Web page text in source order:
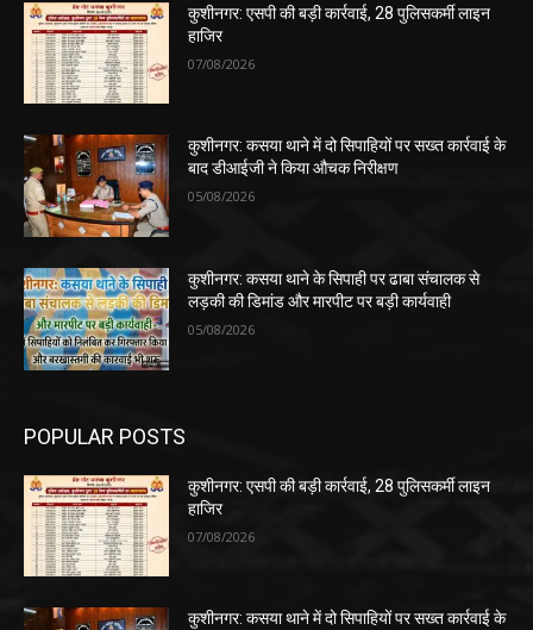
कुशीनगर: एसपी की बड़ी कार्रवाई, 28 पुलिसकर्मी लाइन
हाजिर
07/08/2026
कुशीनगर: कसया थाने में दो सिपाहियों पर सख्त कार्रवाई के
बाद डीआईजी ने किया औचक निरीक्षण
05/08/2026
कुशीनगर: कसया थाने के सिपाही पर ढाबा संचालक से
लड़की की डिमांड और मारपीट पर बड़ी कार्यवाही
05/08/2026
POPULAR POSTS
कुशीनगर: एसपी की बड़ी कार्रवाई, 28 पुलिसकर्मी लाइन
हाजिर
07/08/2026
कुशीनगर: कसया थाने में दो सिपाहियों पर सख्त कार्रवाई के